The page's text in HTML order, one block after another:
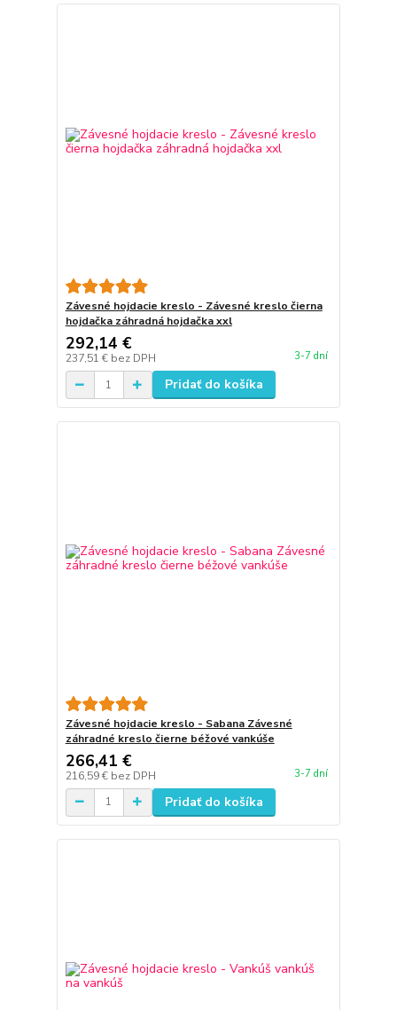
Závesné hojdacie kreslo - Závesné kreslo čierna
hojdačka záhradná hojdačka xxl
292,14 €
237,51 € bez DPH 3-7 dní
Pridať do košíka
Závesné hojdacie kreslo - Sabana Závesné
záhradné kreslo čierne béžové vankúše
266,41 €
216,59 € bez DPH 3-7 dní
Pridať do košíka